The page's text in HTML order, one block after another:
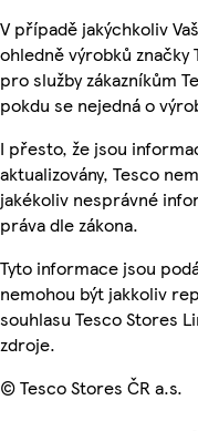
V případě jakýchkoliv
ohledně výrobků
pro služby zákazníkům
pokdu se nejedná o
I přesto, že jsou
aktualizovány, Tesco
jakékoliv nesprávné
práva dle zákona.
Tyto informace jsou
nemohou být jakkoliv
souhlasu Tesco Stores
zdroje.
© Tesco Stores ČR a.s.